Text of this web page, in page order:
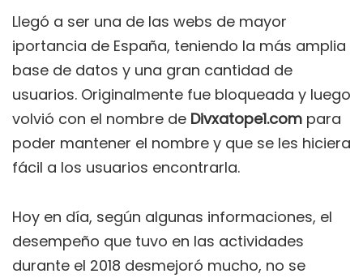
Llegó a ser una de las webs de mayor
iportancia de España, teniendo la más amplia
base de datos y una gran cantidad de
usuarios. Originalmente fue bloqueada y luego
volvió con el nombre de Divxatope1.com para
poder mantener el nombre y que se les hiciera
fácil a los usuarios encontrarla.
Hoy en día, según algunas informaciones, el
desempeño que tuvo en las actividades
durante el 2018 desmejoró mucho, no se